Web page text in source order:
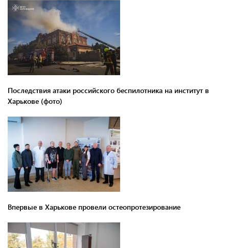
Последствия атаки российского беспилотника на институт в
Харькове (фото)
Впервые в Харькове провели остеопротезирование